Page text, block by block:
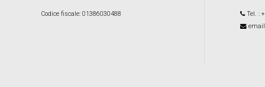
Codice fiscale: 01386030488 Tel. :
email